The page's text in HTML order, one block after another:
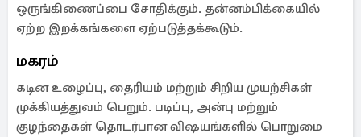
ஒருங்கிணைப்பை சோதிக்கும். தன்னம்பிக்கையில்
ஏற்ற இறக்கங்களை ஏற்படுத்தக்கூடும்.
மகரம்
கடின உழைப்பு, தைரியம் மற்றும் சிறிய முயற்சிகள்
முக்கியத்துவம் பெறும். படிப்பு, அன்பு மற்றும்
குழந்தைகள் தொடர்பான விஷயங்களில் பொறுமை